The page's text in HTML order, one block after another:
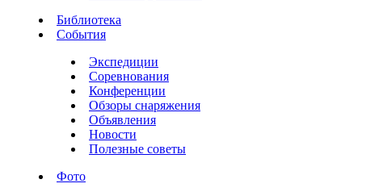
Библиотека
События
Экспедиции
Соревнования
Конференции
Обзоры снаряжения
Объявления
Новости
Полезные советы
Фото